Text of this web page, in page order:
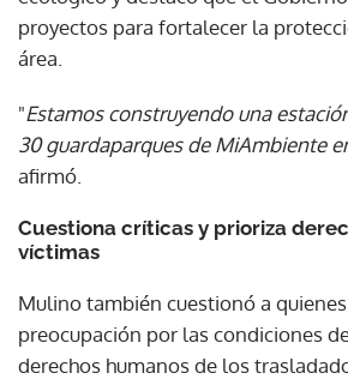
proyectos para fortalecer la
área.
"Estamos construyendo una
30 guardaparques de MiAmbiente
afirmó.
Cuestiona críticas y prioriza
víctimas
Mulino también cuestionó a
preocupación por las condiciones
derechos humanos de los